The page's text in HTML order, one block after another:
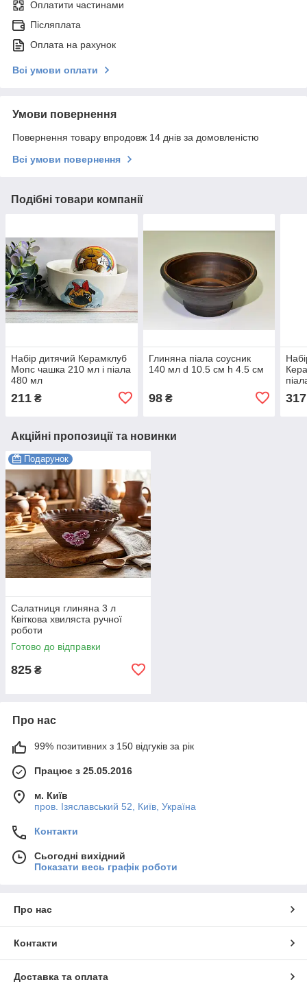
Оплатити частинами
Післяплата
Оплата на рахунок
Всі умови оплати
Умови повернення
Повернення товару впродовж 14 днів за домовленістю
Всі умови повернення
Подібні товари компанії
Набір дитячий Керамклуб
Мопс чашка 210 мл і піала
480 мл
211 ₴
Глиняна піала соусник
140 мл d 10.5 см h 4.5 см
98₴ 317
Акційні пропозиції та новинки
Подарунок
Салатниця глиняна 3 л
Квіткова хвиляста ручної
роботи
Готово до відправки
825 ₴
Про нас
99% позитивних з 150 відгуків за рік
Працює з 25.05.2016
м. Київ
пров. Ізяславський 52, Київ, Україна
Контакти
Сьогодні вихідний
Показати весь графік роботи
Про нас
Контакти
Доставка та оплата